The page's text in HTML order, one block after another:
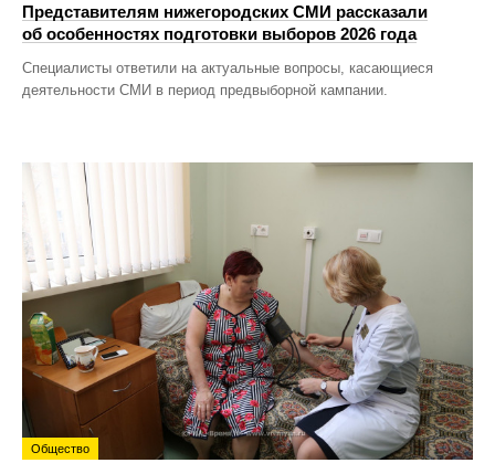
Представителям нижегородских СМИ рассказали
об особенностях подготовки выборов 2026 года
Специалисты ответили на актуальные вопросы, касающиеся
деятельности СМИ в период предвыборной кампании.
Общество